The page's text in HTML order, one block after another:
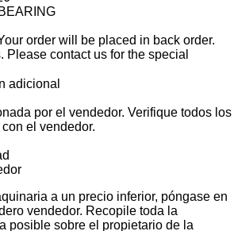
order will be placed in back order.
Please contact us for the special
adicional
por el vendedor. Verifique todos los
el vendedor.
a un precio inferior, póngase en
vendedor. Recopile toda la
posible sobre el propietario de la